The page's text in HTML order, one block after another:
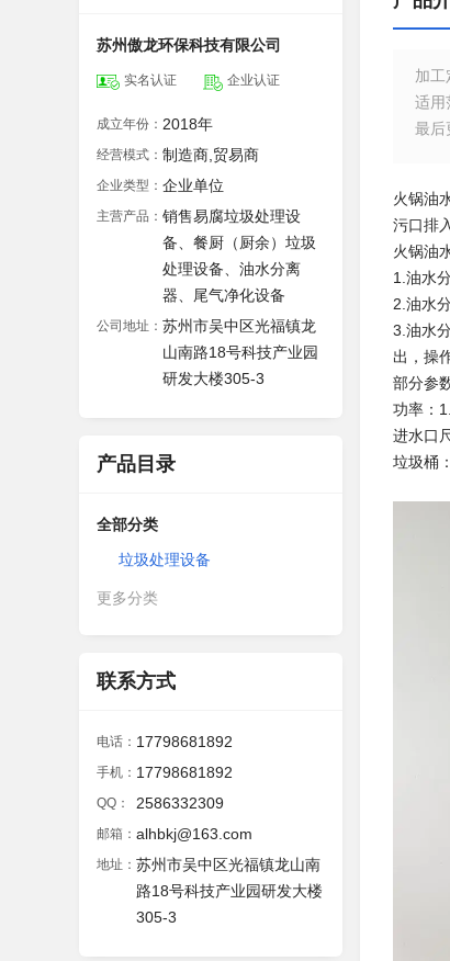
苏州傲龙环保科技有限公司
实名认证 企业认证
成立年份： 2018年
经营模式： 制造商,贸易商
企业类型： 企业单位
主营产品： 销售易腐垃圾处理设
备、餐厨（厨余）垃圾
处理设备、油水分离
器、尾气净化设备
公司地址： 苏州市吴中区光福镇龙
山南路18号科技产业园
研发大楼305-3
产品目录
全部分类
垃圾处理设备
更多分类
联系方式
电话： 17798681892
手机： 17798681892
QQ： 2586332309
邮箱： alhbkj@163.com
地址： 苏州市吴中区光福镇龙山南
路18号科技产业园研发大楼
305-3
加工
适用
最后
火锅油
污口排
火锅油
1.油水
2.油水
3.油水
出，操
部分参
功率：
进水口
垃圾桶